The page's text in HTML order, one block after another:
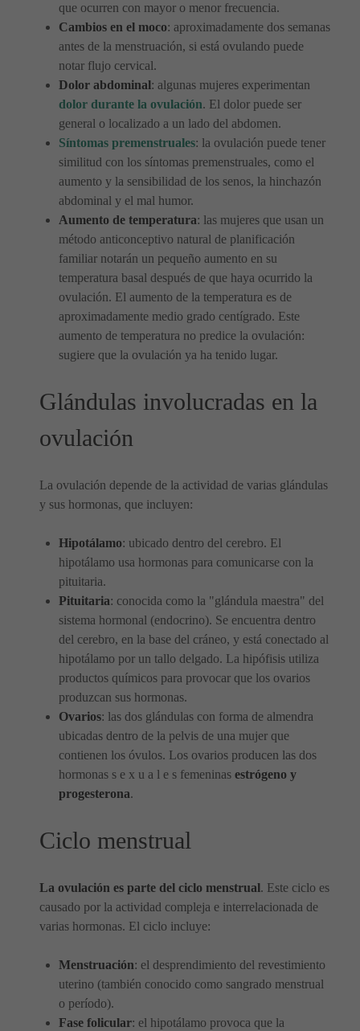
que ocurren con mayor o menor frecuencia.
Cambios en el moco: aproximadamente dos semanas
antes de la menstruación, si está ovulando puede
notar flujo cervical.
Dolor abdominal: algunas mujeres experimentan
dolor durante la ovulación. El dolor puede ser
general o localizado a un lado del abdomen.
Síntomas premenstruales: la ovulación puede tener
similitud con los síntomas premenstruales, como el
aumento y la sensibilidad de los senos, la hinchazón
abdominal y el mal humor.
Aumento de temperatura: las mujeres que usan un
método anticonceptivo natural de planificación
familiar notarán un pequeño aumento en su
temperatura basal después de que haya ocurrido la
ovulación. El aumento de la temperatura es de
aproximadamente medio grado centígrado. Este
aumento de temperatura no predice la ovulación:
sugiere que la ovulación ya ha tenido lugar.
Glándulas involucradas en la
ovulación
La ovulación depende de la actividad de varias glándulas
y sus hormonas, que incluyen:
Hipotálamo: ubicado dentro del cerebro. El
hipotálamo usa hormonas para comunicarse con la
pituitaria.
Pituitaria: conocida como la "glándula maestra" del
sistema hormonal (endocrino). Se encuentra dentro
del cerebro, en la base del cráneo, y está conectado al
hipotálamo por un tallo delgado. La hipófisis utiliza
productos químicos para provocar que los ovarios
produzcan sus hormonas.
Ovarios: las dos glándulas con forma de almendra
ubicadas dentro de la pelvis de una mujer que
contienen los óvulos. Los ovarios producen las dos
hormonas s e x u a l e s femeninas estrógeno y
progesterona.
Ciclo menstrual
La ovulación es parte del ciclo menstrual. Este ciclo es
causado por la actividad compleja e interrelacionada de
varias hormonas. El ciclo incluye:
Menstruación: el desprendimiento del revestimiento
uterino (también conocido como sangrado menstrual
o período).
Fase folicular: el hipotálamo provoca que la